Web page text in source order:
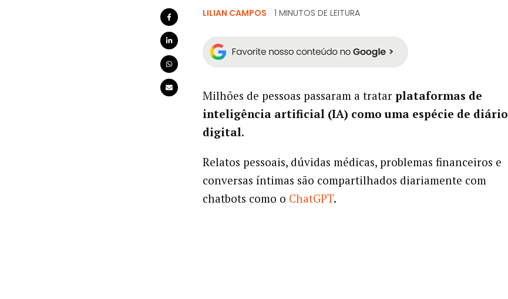
LILIAN CAMPOS 1 MINUTOS DE LEITURA
Milhões de pessoas passaram a tratar plataformas de
inteligência artificial (IA) como uma espécie de diário
digital.
Relatos pessoais, dúvidas médicas, problemas financeiros e
conversas íntimas são compartilhados diariamente com
chatbots como o ChatGPT.